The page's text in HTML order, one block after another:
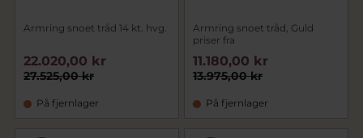
Armring snoet tråd 14 kt. hvg.
27.525,00 kr
22.020,00 kr
På fjernlager
Armring snoet tråd, Guld
priser fra
13.975,00 kr
11.180,00 kr
På fjernlager